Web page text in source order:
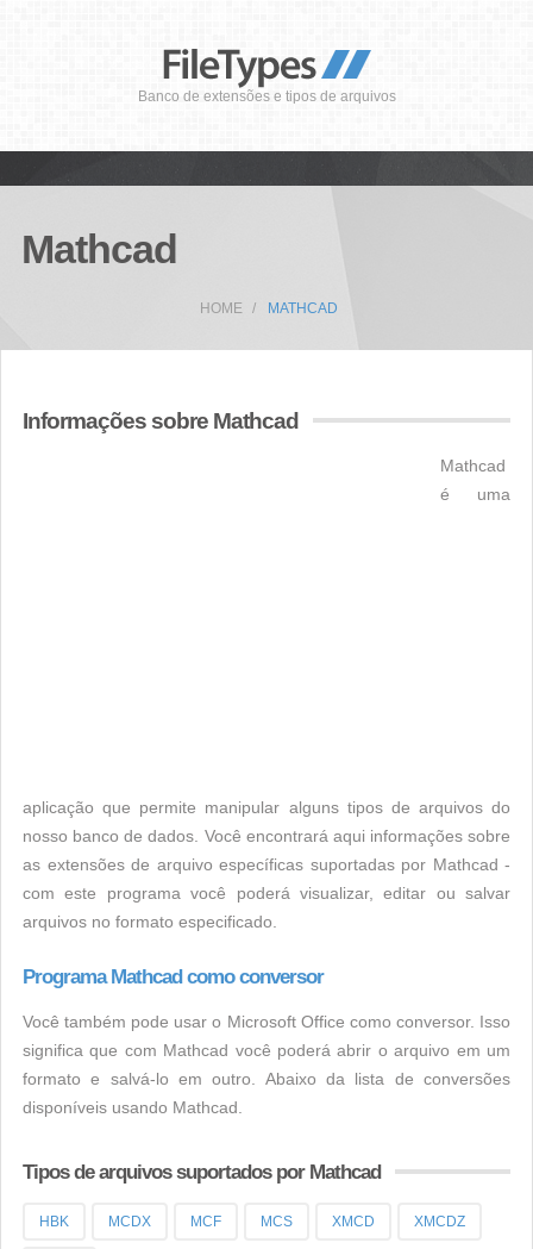
Banco de extensões e tipos de arquivos
Mathcad
HOME MATHCAD
Informações sobre Mathcad
Mathcad
é uma
aplicação que permite manipular alguns tipos de arquivos do
nosso banco de dados. Você encontrará aqui informações sobre
as extensões de arquivo específicas suportadas por Mathcad -
com este programa você poderá visualizar, editar ou salvar
arquivos no formato especificado.
Programa Mathcad como conversor
Você também pode usar o Microsoft Office como conversor. Isso
significa que com Mathcad você poderá abrir o arquivo em um
formato e salvá-lo em outro. Abaixo da lista de conversões
disponíveis usando Mathcad.
Tipos de arquivos suportados por Mathcad
HBK MCDX MCF MCS XMCD XMCDZ